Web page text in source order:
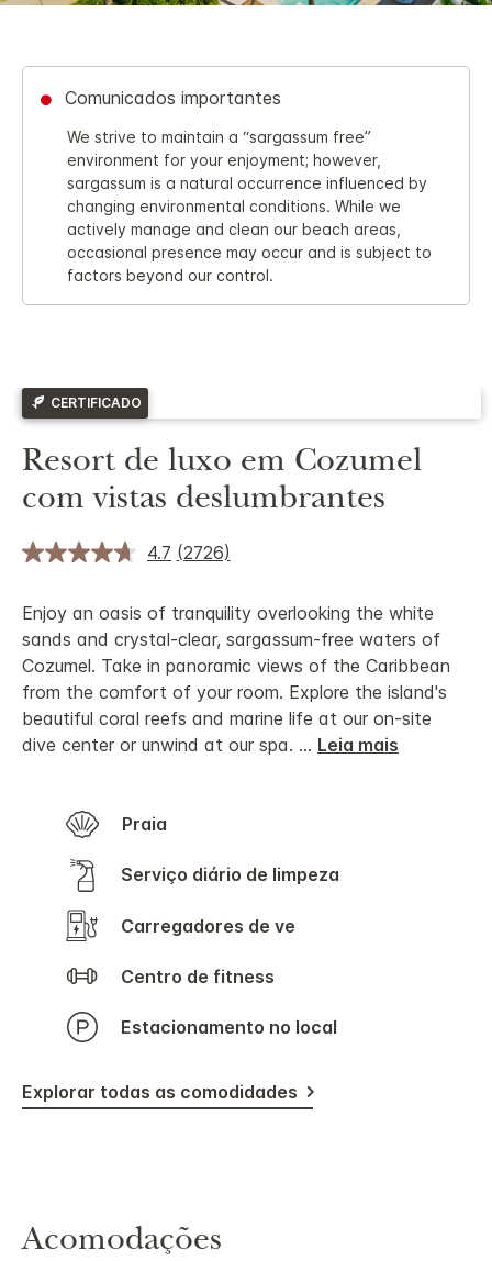
Comunicados importantes
We strive to maintain a “sargassum free”
environment for your enjoyment; however,
sargassum is a natural occurrence influenced by
changing environmental conditions. While we
actively manage and clean our beach areas,
occasional presence may occur and is subject to
factors beyond our control.
CERTIFICADO
Resort de luxo em Cozumel
com vistas deslumbrantes
4.7 (2726)
Enjoy an oasis of tranquility overlooking the white
sands and crystal-clear, sargassum-free waters of
Cozumel. Take in panoramic views of the Caribbean
from the comfort of your room. Explore the island's
beautiful coral reefs and marine life at our on-site
dive center or unwind at our spa. ... Leia mais
Praia
Serviço diário de limpeza
Carregadores de ve
Centro de fitness
Estacionamento no local
Explorar todas as comodidades
Acomodações